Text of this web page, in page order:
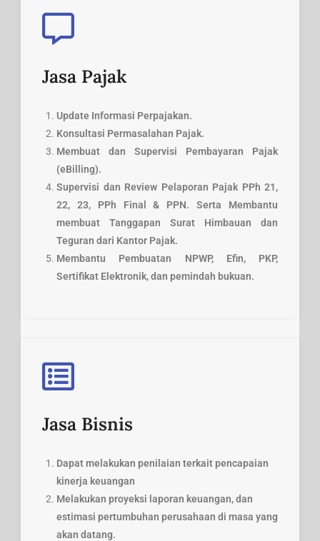
Jasa Pajak
Update Informasi Perpajakan.
Konsultasi Permasalahan Pajak.
Membuat dan Supervisi Pembayaran Pajak
(eBilling).
Supervisi dan Review Pelaporan Pajak PPh 21,
22, 23, PPh Final & PPN. Serta Membantu
membuat Tanggapan Surat Himbauan dan
Teguran dari Kantor Pajak.
Membantu Pembuatan NPWP, Efin, PKP,
Sertifikat Elektronik, dan pemindah bukuan.
Jasa Bisnis
Dapat melakukan penilaian terkait pencapaian
kinerja keuangan
Melakukan proyeksi laporan keuangan, dan
estimasi pertumbuhan perusahaan di masa yang
akan datang.